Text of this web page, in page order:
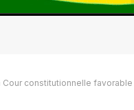
constitutionnelle favorable